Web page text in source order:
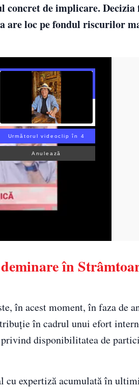
de implicare. Decizia
are loc pe fondul riscurilor
Următorul videoclip în 2
Anulează
în
în acest moment, în faza de
în cadrul unui efort
disponibilitatea de
cu expertiză acumulată în